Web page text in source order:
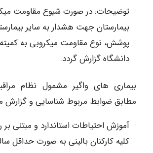
توضیحات: در صورت شیوع مقاومت
بیمارستان جهت هشدار به سایر
پوشش، نوع مقاومت میکروبی به
دانشگاه گزارش گردد.
بیماری های واگیر مشمول نظام
مطابق ضوابط مربوط شناسایی و گزارش
آموزش احتیاطات استاندارد و مبتنی بر
کلیه کارکنان بالینی به صورت حداقل